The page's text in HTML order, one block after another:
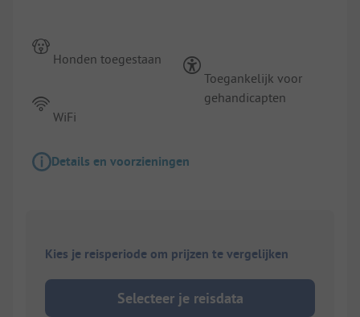
Honden toegestaan
WiFi
Toegankelijk voor
gehandicapten
Details en voorzieningen
Kies je reisperiode om prijzen te vergelijken
Selecteer je reisdata